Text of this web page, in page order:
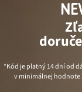
*Kód je platný 14 dní od
v minimálnej hodnote